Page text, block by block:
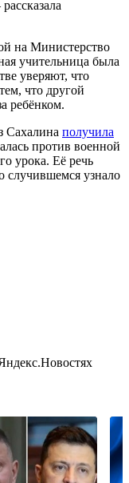
на Министерство
учительница была
уверяют, что
что другой
ребёнком.
Сахалина получила
против военной
урока. Её речь
случившемся узнало